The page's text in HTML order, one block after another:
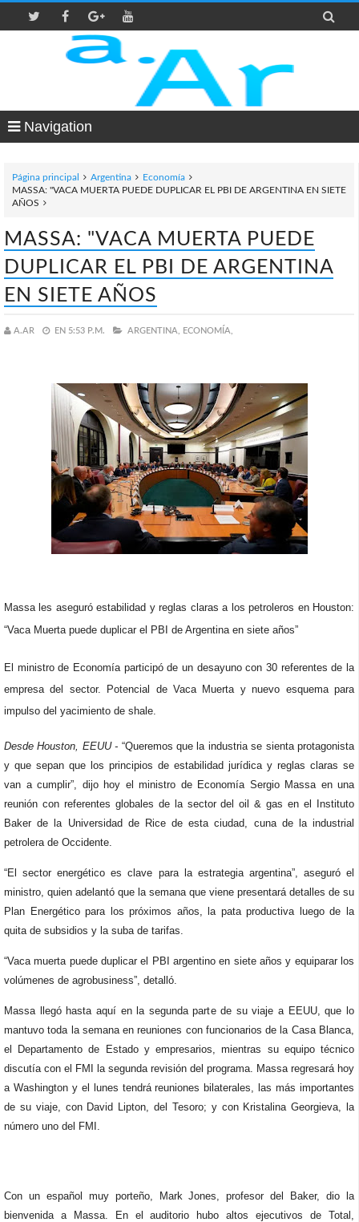

Navigation
Página principal Argentina
Economía
MASSA: "VACA MUERTA PUEDE DUPLICAR EL PBI DE ARGENTINA EN SIETE
AÑOS
MASSA: "VACA MUERTA PUEDE
DUPLICAR EL PBI DE ARGENTINA
EN SIETE AÑOS
A.AR EN 5:53 P.M. ARGENTINA, ECONOMÍA,
Massa les aseguró estabilidad y reglas claras a los petroleros en Houston:
“Vaca Muerta puede duplicar el PBI de Argentina en siete años”
El ministro de Economía participó de un desayuno con 30 referentes de la
empresa del sector. Potencial de Vaca Muerta y nuevo esquema para
impulso del yacimiento de shale.
Desde Houston, EEUU - “Queremos que la industria se sienta protagonista
y que sepan que los principios de estabilidad jurídica y reglas claras se
van a cumplir”, dijo hoy el ministro de Economía Sergio Massa en una
reunión con referentes globales de la sector del oil & gas en el Instituto
Baker de la Universidad de Rice de esta ciudad, cuna de la industrial
petrolera de Occidente.
“El sector energético es clave para la estrategia argentina”, aseguró el
ministro, quien adelantó que la semana que viene presentará detalles de su
Plan Energético para los próximos años, la pata productiva luego de la
quita de subsidios y la suba de tarifas.
“Vaca muerta puede duplicar el PBI argentino en siete años y equiparar los
volúmenes de agrobusiness”, detalló.
Massa llegó hasta aquí en la segunda parte de su viaje a EEUU, que lo
mantuvo toda la semana en reuniones con funcionarios de la Casa Blanca,
el Departamento de Estado y empresarios, mientras su equipo técnico
discutía con el FMI la segunda revisión del programa. Massa regresará hoy
a Washington y el lunes tendrá reuniones bilaterales, las más importantes
de su viaje, con David Lipton, del Tesoro; y con Kristalina Georgieva, la
número uno del FMI.
Con un español muy porteño, Mark Jones, profesor del Baker, dio la
bienvenida a Massa. En el auditorio hubo altos ejecutivos de Total,